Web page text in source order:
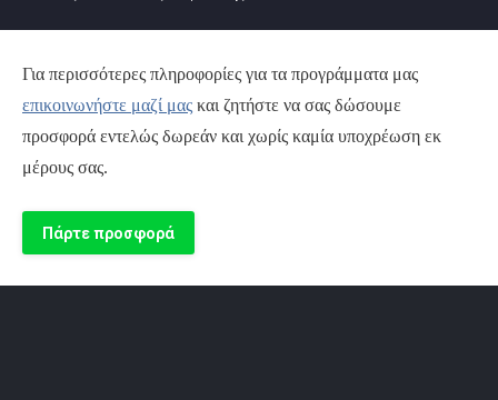
Για περισσότερες πληροφορίες για τα προγράμματα μας
επικοινωνήστε μαζί μας και ζητήστε να σας δώσουμε
προσφορά εντελώς δωρεάν και χωρίς καμία υποχρέωση εκ
μέρους σας.
Πάρτε προσφορά